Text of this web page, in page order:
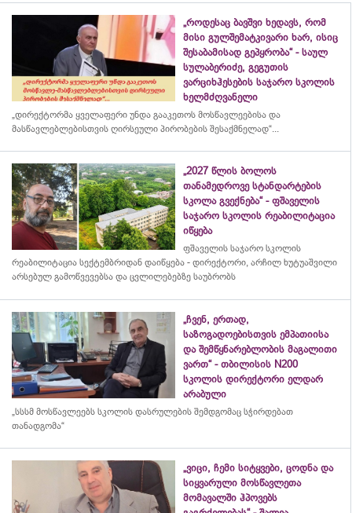
„როდესაც ბავშვი ხედავს, რომ
მისი გულშემატკივარი ხარ, ისიც
შესაბამისად გეპყრობა“ - საულ
სულაბერიძე, გეგუთის
ვარციხჰესების საჯარო სკოლის
ხელმძღვანელი
„დირექტორმა ყველაფერი უნდა გააკეთოს მოსწავლეებისა და
მასწავლებლებისთვის ღირსეული პირობების შესაქმნელად“...
„2027 წლის ბოლოს
თანამედროვე სტანდარტების
სკოლა გვექნება“ - ფშაველის
საჯარო სკოლის რეაბილიტაცია
იწყება
ფშაველის საჯარო სკოლის
რეაბილიტაცია სექტემბრიდან დაიწყება - დირექტორი, არჩილ ხუტუაშვილი
არსებულ გამოწვევებსა და ცვლილებებზე საუბრობს
„ჩვენ, ერთად,
საზოგადოებისთვის ემპათიისა
და შემწყნარებლობის მაგალითი
ვართ“ - თბილისის N200
სკოლის დირექტორი ელდარ
არაბული
„სსსმ მოსწავლეებს სკოლის დასრულების შემდგომაც სჭირდებათ
თანადგომა“
„ვიცი, ჩემი სიტყვები, ცოდნა და
სიყვარული მოსწავლეთა
მომავალში ჰპოვებს